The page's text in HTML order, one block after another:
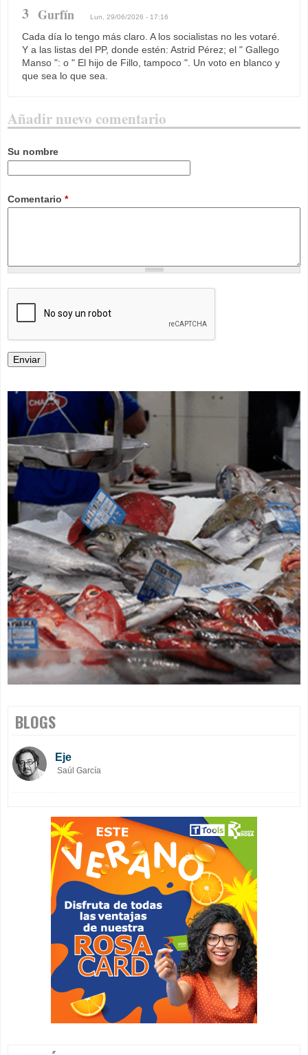
3 Gurfín Lun, 29/06/2026 - 17:16
Cada día lo tengo más claro. A los socialistas no les votaré.
Y a las listas del PP, donde estén: Astrid Pérez; el " Gallego
Manso ": o " El hijo de Fillo, tampoco ". Un voto en blanco y
que sea lo que sea.
Añadir nuevo comentario
Su nombre
Comentario *
BLOGS
Eje
Saúl García